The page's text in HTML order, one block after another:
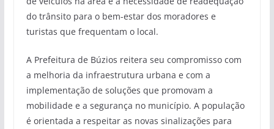
do trânsito para o bem-estar dos moradores e
turistas que frequentam o local.
A Prefeitura de Búzios reitera seu compromisso com
a melhoria da infraestrutura urbana e com a
implementação de soluções que promovam a
mobilidade e a segurança no município. A população
é orientada a respeitar as novas sinalizações para